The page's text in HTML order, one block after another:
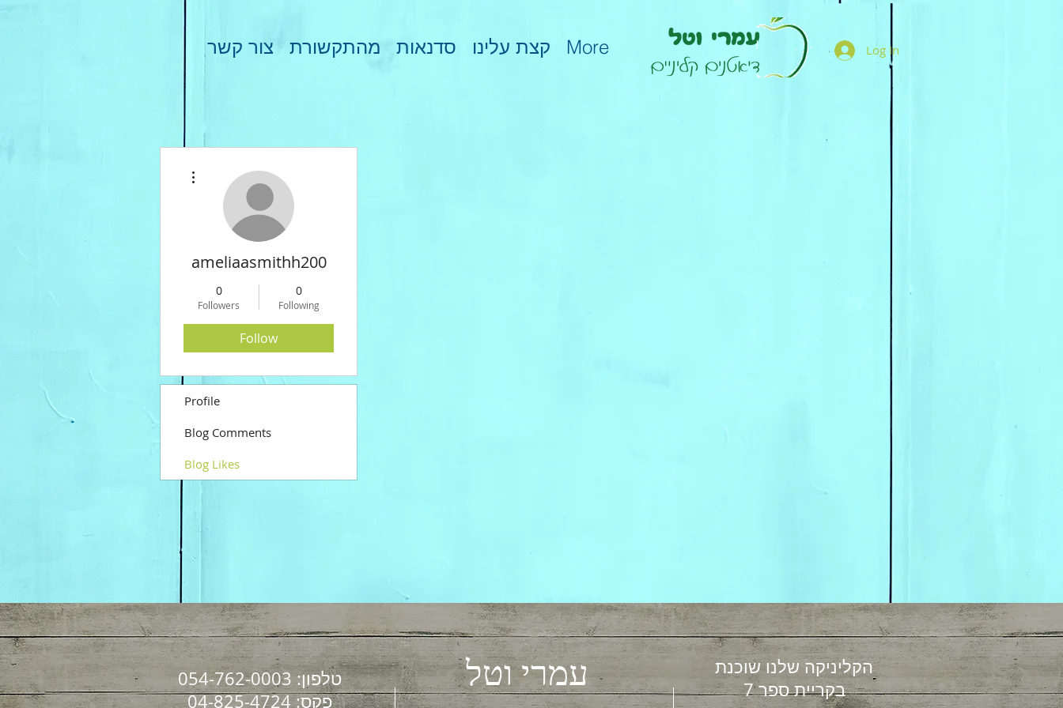
צור קשר מהתקשורת סדנאות קצת עלינו More Log In
ameliaasmithh200
0
Followers
0
Following
Follow
Profile
Blog Comments
Blog Likes
טלפון: 054-762-0003
פקס: 04-825-4724
עמרי וטל
הקליניקה שלנו שוכנת
בקריית ספר 7